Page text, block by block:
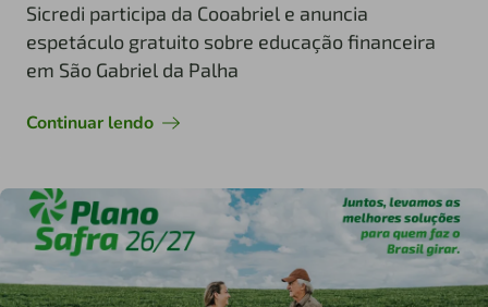
Sicredi participa da Cooabriel e anuncia
espetáculo gratuito sobre educação financeira
em São Gabriel da Palha
Continuar lendo